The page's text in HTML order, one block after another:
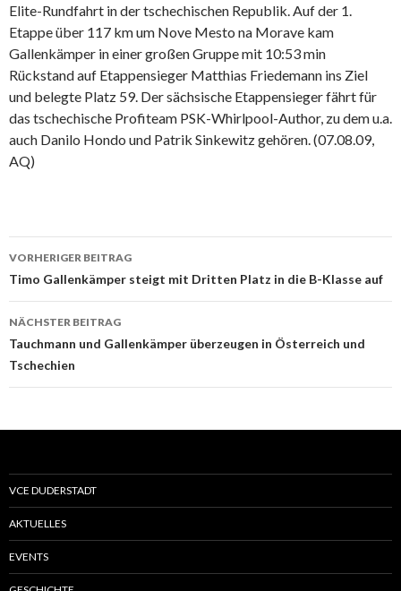
Elite-Rundfahrt in der tschechischen Republik. Auf der 1.
Etappe über 117 km um Nove Mesto na Morave kam
Gallenkämper in einer großen Gruppe mit 10:53 min
Rückstand auf Etappensieger Matthias Friedemann ins Ziel
und belegte Platz 59. Der sächsische Etappensieger fährt für
das tschechische Profiteam PSK-Whirlpool-Author, zu dem u.a.
auch Danilo Hondo und Patrik Sinkewitz gehören. (07.08.09,
AQ)
Beitrags-
Navigation
VORHERIGER BEITRAG
Timo Gallenkämper steigt mit Dritten Platz in die B-Klasse auf
NÄCHSTER BEITRAG
Tauchmann und Gallenkämper überzeugen in Österreich und
Tschechien
VCE DUDERSTADT
AKTUELLES
EVENTS